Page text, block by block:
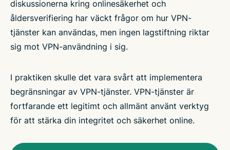
diskussionerna kring onlinesäkerhet och
åldersverifiering har väckt frågor om hur VPN-
tjänster kan användas, men ingen lagstiftning riktar
sig mot VPN-användning i sig.
I praktiken skulle det vara svårt att implementera
begränsningar av VPN-tjänster. VPN-tjänster är
fortfarande ett legitimt och allmänt använt verktyg
för att stärka din integritet och säkerhet online.